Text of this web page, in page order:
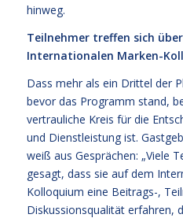
hinweg.
Teilnehmer treffen sich
Internationalen Marken-
Dass mehr als ein Drittel der
bevor das Programm stand,
vertrauliche Kreis für die
und Dienstleistung ist.
weiß aus Gesprächen: „Viele
gesagt, dass sie auf dem
Kolloquium eine Beitrags-,
Diskussionsqualität erfahren,